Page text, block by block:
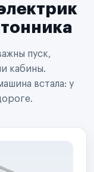
пуск,
кабины.
встала: у